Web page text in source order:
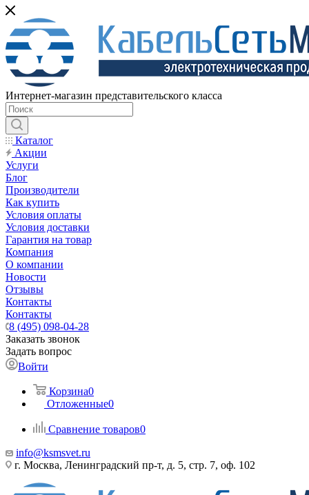
Интернет-магазин представительского класса
Каталог
Акции
Услуги
Блог
Производители
Как купить
Условия оплаты
Условия доставки
Гарантия на товар
Компания
О компании
Новости
Отзывы
Контакты
Контакты
8 (495) 098-04-28
Заказать звонок
Задать вопрос
Войти
Корзина0
Отложенные0
Сравнение товаров0
info@ksmsvet.ru
г. Москва, Ленинградский пр-т, д. 5, стр. 7, оф. 102